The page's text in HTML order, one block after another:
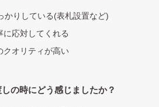
かりしている(表札設置など)
に応対してくれる
クオリティが高い
の時にどう感じましたか？